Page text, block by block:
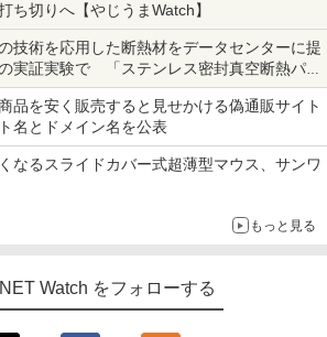
ち切りへ【やじうまWatch】
技術を応用した断熱材をデータセンターに提
実証実験で 「ステンレス密封真空断熱パネ
品を安く販売すると見せかける偽通販サイト
名とドメイン名を公表
なるスライドカバー式超薄型マウス、サンワ
もっと見る
Watch をフォローする